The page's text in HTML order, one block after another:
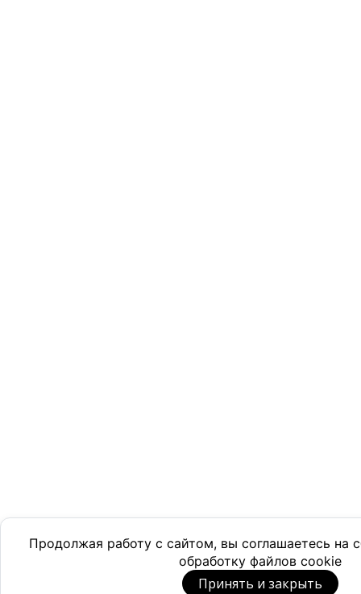
Продолжая работу с сайтом, вы соглашаетесь на
обработку файлов cookie
Принять и закрыть